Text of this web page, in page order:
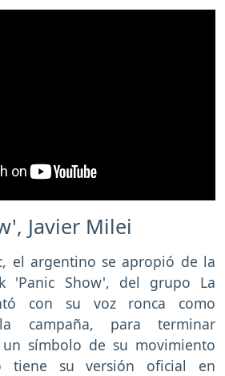
Javier Milei
el argentino se apropió de la
'Panic Show', del grupo La
con su voz ronca como
campaña, para terminar
símbolo de su movimiento
tiene su versión oficial en